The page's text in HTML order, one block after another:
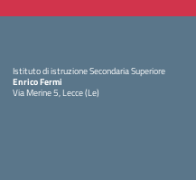
Istituto di istruzione Secondaria Superiore
Enrico Fermi
Via Merine 5, Lecce (Le)